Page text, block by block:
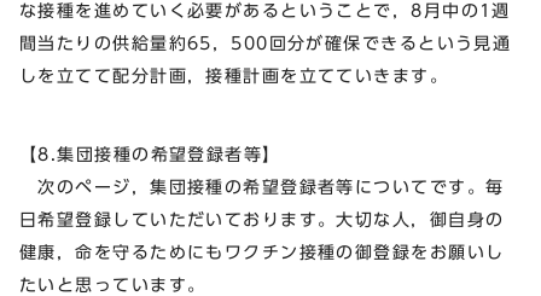
な接種を進めていく必要があるということで，8月中の1週
間当たりの供給量約65，500回分が確保できるという見通
しを立てて配分計画，接種計画を立てていきます。
【8.集団接種の希望登録者等】
次のページ，集団接種の希望登録者等についてです。毎
日希望登録していただいております。大切な人，御自身の
健康，命を守るためにもワクチン接種の御登録をお願いし
たいと思っています。